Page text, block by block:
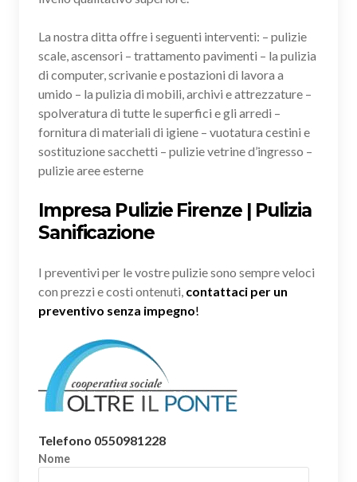
La nostra ditta offre i seguenti interventi: – pulizie
scale, ascensori – trattamento pavimenti – la pulizia
di computer, scrivanie e postazioni di lavora a
umido – la pulizia di mobili, archivi e attrezzature –
spolveratura di tutte le superfici e gli arredi –
fornitura di materiali di igiene – vuotatura cestini e
sostituzione sacchetti – pulizie vetrine d’ingresso –
pulizie aree esterne
Impresa Pulizie Firenze | Pulizia
Sanificazione
I preventivi per le vostre pulizie sono sempre veloci
con prezzi e costi ontenuti, contattaci per un
preventivo senza impegno!
Telefono 0550981228
Nome